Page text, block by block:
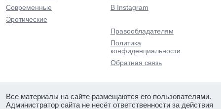
Современные
Эротические
В Instagram
Правообладателям
Политика
конфиденциальности
Обратная связь
Все материалы на сайте размещаются его пользователями.
Администратор сайта не несёт ответственности за действия